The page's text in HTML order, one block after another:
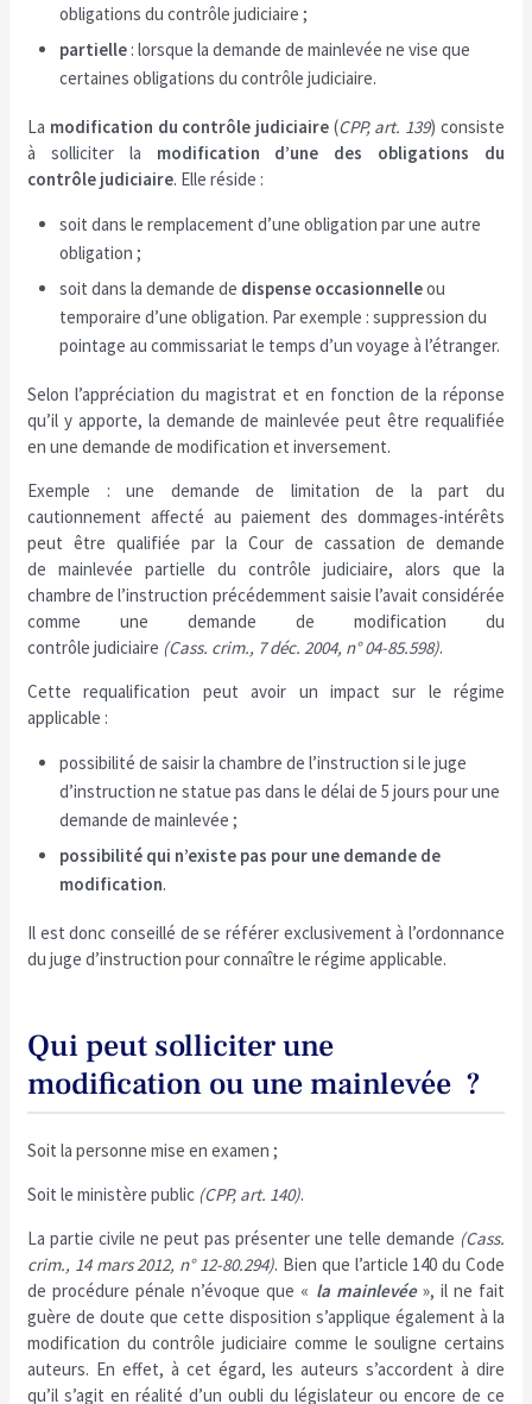
obligations du contrôle judiciaire ;
partielle : lorsque la demande de mainlevée ne vise que
certaines obligations du contrôle judiciaire.
La modification du contrôle judiciaire (CPP, art. 139) consiste
à solliciter la modification d’une des obligations du
contrôle judiciaire. Elle réside :
soit dans le remplacement d’une obligation par une autre
obligation ;
soit dans la demande de dispense occasionnelleou
temporaire d’une obligation. Par exemple : suppression du
pointage au commissariat le temps d’un voyage à l’étranger.
Selon l’appréciation du magistrat et en fonction de la réponse
qu’il y apporte, la demande de mainlevée peut être requalifiée
en une demande de modification et inversement.
Exemple : une demande de limitation de la part du
cautionnement affecté au paiement des dommages-intérêts
peut être qualifiée par la Cour de cassation de demande
de mainlevée partielle du contrôle judiciaire, alors que la
chambre de l’instruction précédemment saisie l’avait considérée
comme une demande de modification du
contrôle judiciaire (Cass. crim., 7 déc. 2004, n° 04-85.598).
Cette requalification peut avoir un impact sur le régime
applicable :
possibilité de saisir la chambre de l’instruction si le juge
d’instruction ne statue pas dans le délai de 5 jours pour une
demande de mainlevée ;
possibilité qui n’existe pas pour une demande de
modification.
Il est donc conseillé de se référer exclusivement à l’ordonnance
du juge d’instruction pour connaître le régime applicable.
Qui peut solliciter une
modification ou une mainlevée ?
Soit la personne mise en examen ;
Soit le ministère public (CPP, art. 140).
La partie civile ne peut pas présenter une telle demande (Cass.
crim., 14 mars 2012, n° 12-80.294). Bien que l’article 140 du Code
de procédure pénale n’évoque que « la mainlevée», il ne fait
guère de doute que cette disposition s’applique également à la
modification du contrôle judiciaire comme le souligne certains
auteurs. En effet, à cet égard, les auteurs s’accordent à dire
qu’il s’agit en réalité d’un oubli du législateur ou encore de ce